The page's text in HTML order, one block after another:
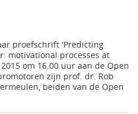
proefschrift 'Predicting
motivational processes at
om 16.00 uur aan de Open
zijn prof. dr. Rob
beiden van de Open